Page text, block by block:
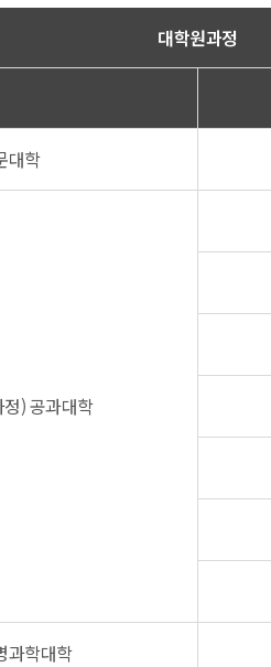
대학원과정
대학
) 공과대학
과학대학